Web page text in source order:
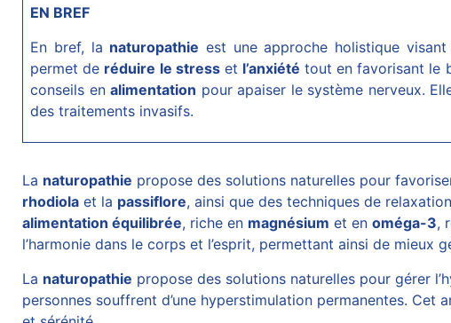
EN BREF
En bref, la naturopathie est une approche holistique
permet de réduire le stresset l’anxiété tout en favorisant le
conseils enalimentation pour apaiser le système nerveux.
des traitements invasifs.
La naturopathie propose des solutions naturelles pour
rhodiola et la passiflore, ainsi que des techniques de
alimentation équilibrée, riche en magnésium et enoméga-3,
l’harmonie dans le corps et l’esprit, permettant ainsi de mieux
La naturopathie propose des solutions naturelles pour gérer
personnes souffrent d’une hyperstimulation permanentes.